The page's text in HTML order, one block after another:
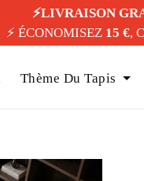
⚡️LIVRAISON
⚡️ ÉCONOMISEZ 15 €,
Thème Du Tapis